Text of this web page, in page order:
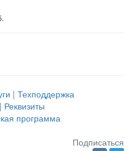
| Техподдержка
| Реквизиты
программа
Подписаться